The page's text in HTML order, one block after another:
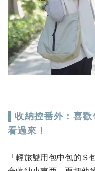
▌收納控番外：喜
看過來！
「輕旅雙用包中包的